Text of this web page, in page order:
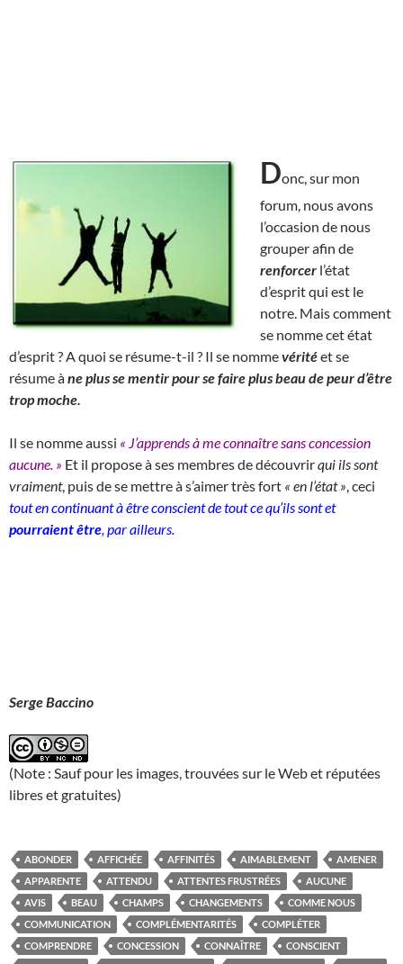
Donc, sur mon
forum, nous avons
l’occasion de nous
grouper afin de
renforcer l’état
d’esprit qui est le
notre. Mais comment
se nomme cet état
d’esprit ? A quoi se résume-t-il ? Il se nommevéritéet se
résume àne plus se mentir pour se faire plus beau de peur d’être
trop moche.
Il se nomme aussi « J’apprends à me connaître sans concession
aucune. » Et il propose à ses membres de découvrirqui ils sont
vraiment, puis de se mettre à s’aimer très fort « en l’état » , ceci
tout en continuant à être conscient de tout ce qu’ils sont et
pourraient être , par ailleurs.
Serge Baccino
(Note : Sauf pour les images, trouvées sur le Web et réputées
libres et gratuites)
ABONDER AFFICHÉE AFFINITÉS AIMABLEMENT
AMENER
APPARENTE
ATTENDU ATTENTES FRUSTRÉES
AUCUNE
AVIS
BEAU CHAMPS CHANGEMENTS
COMME NOUS
COMMUNICATION
COMPLÉMENTARITÉS
COMPLÉTER
COMPRENDRE
CONCESSION CONNAÎTRE
CONSCIENT